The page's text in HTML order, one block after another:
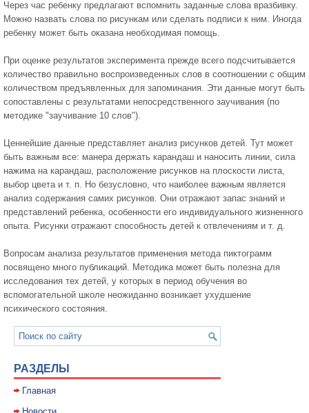
Через час ребенку предлагают вспомнить заданные слова вразбивку.
Можно назвать слова по рисункам или сделать подписи к ним. Иногда
ребенку может быть оказана необходимая помощь.
При оценке результатов эксперимента прежде всего подсчитывается
количество правильно воспроизведенных слов в соотношении с общим
количеством предъявленных для запоминания. Эти данные могут быть
сопоставлены с результатами непосредственного заучивания (по
методике "заучивание 10 слов").
Ценнейшие данные представляет анализ рисунков детей. Тут может
быть важным все: манера держать карандаш и наносить линии, сила
нажима на карандаш, расположение рисунков на плоскости листа,
выбор цвета и т. п. Но безусловно, что наиболее важным является
анализ содержания самих рисунков. Они отражают запас знаний и
представлений ребенка, особенности его индивидуального жизненного
опыта. Рисунки отражают способность детей к отвлечениям и т. д.
Вопросам анализа результатов применения метода пиктограмм
посвящено много публикаций. Методика может быть полезна для
исследования тех детей, у которых в период обучения во
вспомогательной школе неожиданно возникает ухудшение
психического состояния.
РАЗДЕЛЫ
Главная